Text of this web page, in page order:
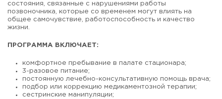
состояния, связанные с нарушениями работы
позвоночника, которые со временем могут влиять на
общее самочувствие, работоспособность и качество
жизни.
ПРОГРАММА ВКЛЮЧАЕТ:
комфортное пребывание в палате стационара;
3-разовое питание;
постоянную лечебно-консультативную помощь врача;
подбор или коррекцию медикаментозной терапии;
сестринские манипуляции;